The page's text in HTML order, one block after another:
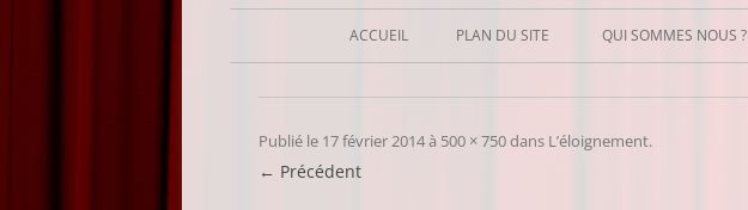
ACCUEIL PLAN DU SITE QUI SOMMES NOUS ?
Publié le 17 février 2014à 500 × 750dans L’éloignement.
← Précédent